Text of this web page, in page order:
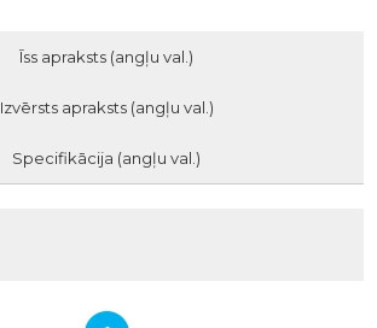
Īss apraksts (angļu val.)
Izvērsts apraksts (angļu val.)
Specifikācija (angļu val.)